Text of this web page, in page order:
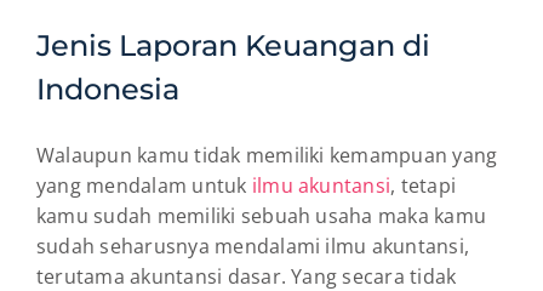
Jenis Laporan Keuangan di
Indonesia
Walaupun kamu tidak memiliki kemampuan yang
yang mendalam untuk ilmu akuntansi, tetapi
kamu sudah memiliki sebuah usaha maka kamu
sudah seharusnya mendalami ilmu akuntansi,
terutama akuntansi dasar. Yang secara tidak